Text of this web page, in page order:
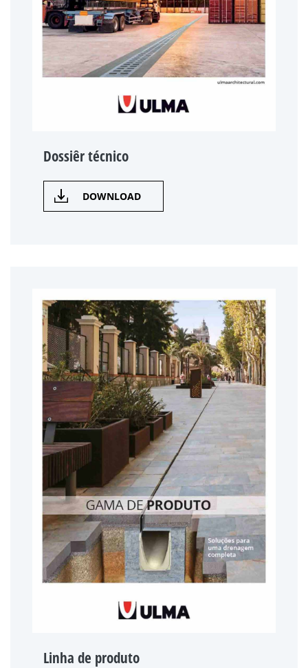
Dossiêr técnico
DOWNLOAD
Linha de produto